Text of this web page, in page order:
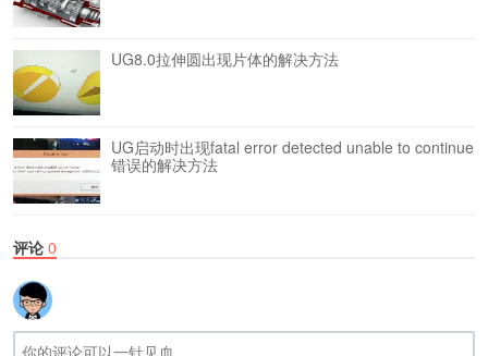
UG8.0拉伸圆出现片体的解决方法
UG启动时出现fatal error detected unable to continue
错误的解决方法
评论 0